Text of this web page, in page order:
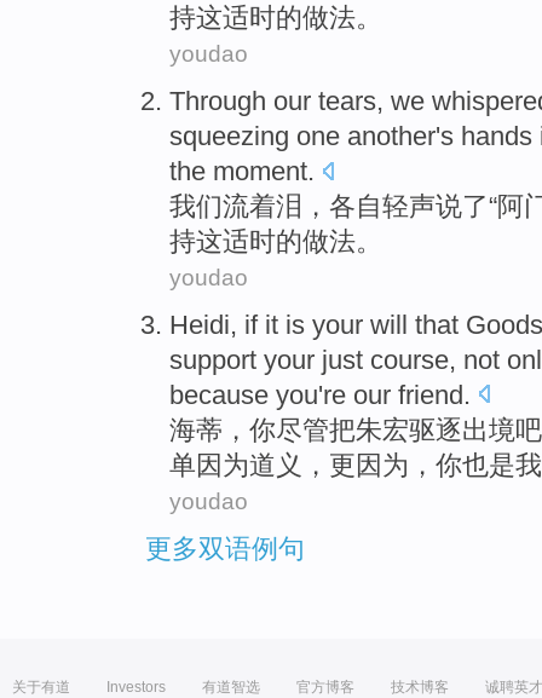
持这适时的做法。
youdao
Through our tears, we
squeezing one another's hands
the moment.
我们流着泪 ， 各自轻声说了“阿
持这适时的做法。
youdao
Heidi, if it is your will that
support your just course, not
because you're our friend.
海蒂 ， 你尽管把朱宏驱逐出境
单因为道义 ，更因为 ， 你也是
youdao
更多双语例句
关于有道 Investors 有道智选 官方博客 技术博客 诚聘英才